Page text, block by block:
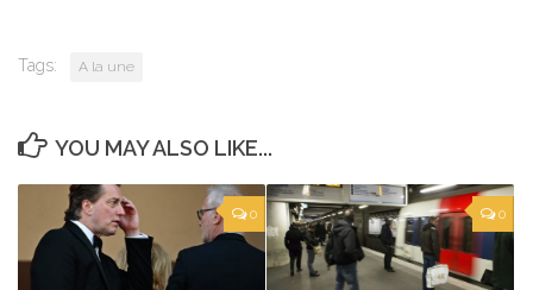
Tags: A la une
YOU MAY ALSO LIKE...
0 0